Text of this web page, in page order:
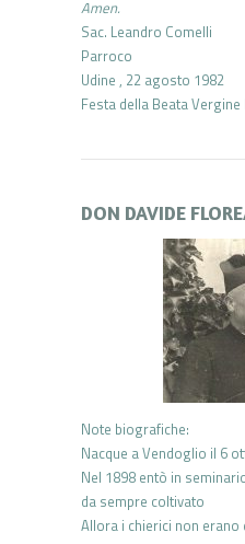
Amen.
Sac. Leandro Comelli
Parroco
Udine , 22 agosto 1982
Festa della Beata
DON DAVIDE
Note biografiche:
Nacque a Vendoglio il 6
Nel 1898 entò in
da sempre coltivato
Allora i chierici non